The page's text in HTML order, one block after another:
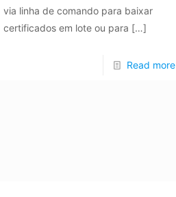
via linha de comando para baixar
certificados em lote ou para […]
Read more